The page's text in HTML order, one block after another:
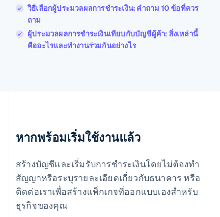
วิธีเลือกผู้ประมวลผลการชําระเงิน: คําถาม 10 ข้อที่ควร
ถาม
ผู้ประมวลผลการชําระเงินเทียบกับบัญชีผู้ค้า: สิ่งเหล่านี้
คืออะไรและทํางานร่วมกันอย่างไร
หากพร้อมเริ่มใช้งานแล้ว
สร้างบัญชีและเริ่มรับการชำระเงินโดยไม่ต้องทำ
สัญญาหรือระบุรายละเอียดเกี่ยวกับธนาคาร หรือ
ติดต่อเราเพื่อสร้างแพ็กเกจที่ออกแบบเองสำหรับ
ธุรกิจของคุณ
มอลตา
English
มาเลเซีย
English
เม็กซิโก
ลักเซมเบิร์ก
Français Deutsch English
English
ลิกเตนสไตน์
DeutschEnglish
ลิทัวเนีย
English
สเปน